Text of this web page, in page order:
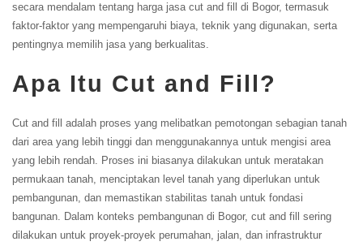
secara mendalam tentang harga jasa cut and fill di Bogor, termasuk
faktor-faktor yang mempengaruhi biaya, teknik yang digunakan, serta
pentingnya memilih jasa yang berkualitas.
Apa Itu Cut and Fill?
Cut and fill adalah proses yang melibatkan pemotongan sebagian tanah
dari area yang lebih tinggi dan menggunakannya untuk mengisi area
yang lebih rendah. Proses ini biasanya dilakukan untuk meratakan
permukaan tanah, menciptakan level tanah yang diperlukan untuk
pembangunan, dan memastikan stabilitas tanah untuk fondasi
bangunan. Dalam konteks pembangunan di Bogor, cut and fill sering
dilakukan untuk proyek-proyek perumahan, jalan, dan infrastruktur